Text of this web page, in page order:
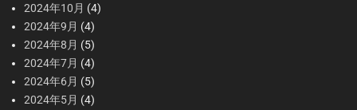
2024年10月 (4)
2024年9月 (4)
2024年8月 (5)
2024年7月 (4)
2024年6月 (5)
2024年5月 (4)